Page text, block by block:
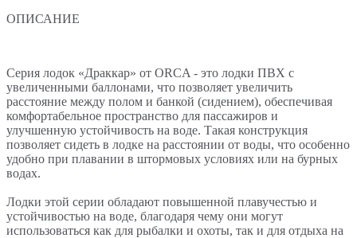
ОПИСАНИЕ
Серия лодок «Драккар» от ORCA - это лодки ПВХ с
увеличенными баллонами, что позволяет увеличить
расстояние между полом и банкой (сидением), обеспечивая
комфортабельное пространство для пассажиров и
улучшенную устойчивость на воде. Такая конструкция
позволяет сидеть в лодке на расстоянии от воды, что особенно
удобно при плавании в штормовых условиях или на бурных
водах.
Лодки этой серии обладают повышенной плавучестью и
устойчивостью на воде, благодаря чему они могут
использоваться как для рыбалки и охоты, так и для отдыха на